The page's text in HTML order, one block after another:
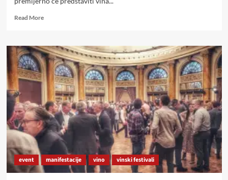
Read MoreRead
Besplatno
kušanje
vina
Slavonije
i
hrvatskog
Podunavlja
u
Zagrebu
–
PRIMEUR
2025
event manifestacije vino vinski festivali